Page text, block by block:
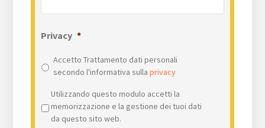
Privacy *
Accetto Trattamento dati personali
secondo l'informativa sullaprivacy
Privacy *
Utilizzando questo modulo accetti la
memorizzazione e la gestione dei tuoi dati
da questo sito web.